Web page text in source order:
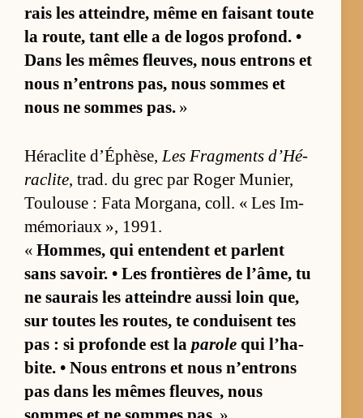
rais les at­tein­dre, même en fai­sant toute
la rou­te, tant elle a de lo­gos pro­fond. •
Dans les mêmes fleu­ves, nous en­trons et
nous n’en­trons pas, nous sommes et
nous ne sommes pas. »
Hé­ra­clite d’Éphè­se,Les Frag­ments d’Hé­
ra­clite, trad. du grec par Ro­ger Mu­nier,
Tou­louse : Fata Mor­ga­na, coll. « Les Im­
mé­mo­riaux », 1991.
« Hom­mes, qui en­tendent et parlent
sans sa­voir. • Les fron­tières de l’âme, tu
ne sau­rais les at­teindre aussi loin que,
sur toutes les rou­tes, te conduisent tes
pas : si pro­fonde est la parole qui l’­ha­
bite. • Nous en­trons et nous n’en­trons
pas dans les mêmes fleu­ves, nous